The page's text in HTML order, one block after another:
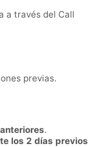
a través del Call
previas.
.
los 2 días previos